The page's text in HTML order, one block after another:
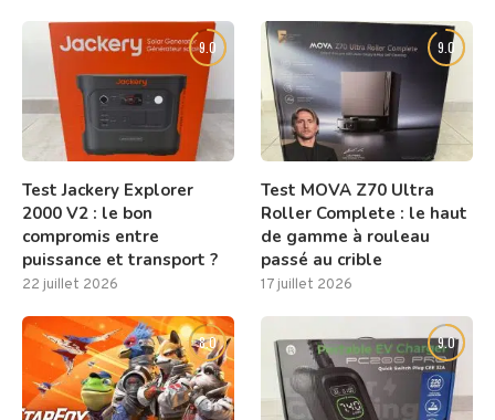
9.0
Test Jackery Explorer
2000 V2 : le bon
compromis entre
puissance et transport ?
22 juillet 2026
9.0
Test MOVA Z70 Ultra
Roller Complete : le haut
de gamme à rouleau
passé au crible
17 juillet 2026
8.0 9.0